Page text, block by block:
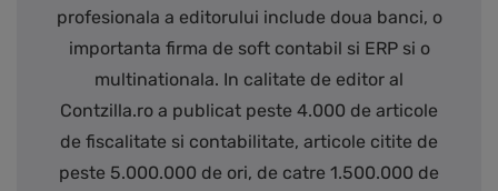
profesionala a editorului include doua banci, o
importanta firma de soft contabil si ERP si o
multinationala. In calitate de editor al
Contzilla.ro a publicat peste 4.000 de articole
de fiscalitate si contabilitate, articole citite de
peste 5.000.000 de ori, de catre 1.500.000 de